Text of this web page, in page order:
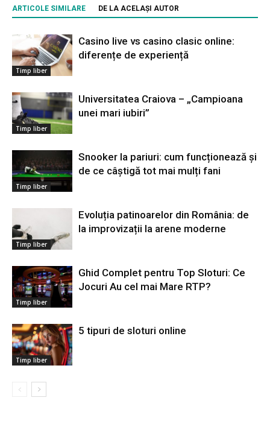
ARTICOLE SIMILARE DE LA ACELAȘI AUTOR
Timp liber
Casino live vs casino clasic online:
diferențe de experiență
Timp liber
Universitatea Craiova – „Campioana
unei mari iubiri”
Timp liber
Snooker la pariuri: cum funcționează și
de ce câștigă tot mai mulți fani
Timp liber
Evoluția patinoarelor din România: de
la improvizații la arene moderne
Timp liber
Ghid Complet pentru Top Sloturi: Ce
Jocuri Au cel mai Mare RTP?
Timp liber
5 tipuri de sloturi online